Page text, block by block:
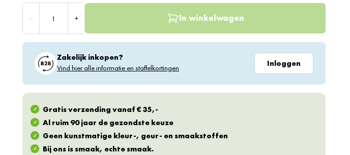
–
+ In winkelwagen
Zakelijk inkopen?
Vind hier alle informatie en staffelkortingen
Inloggen
Gratis verzending vanaf € 35,-
Al ruim 90 jaar de gezondste keuze
Geen kunstmatige kleur-, geur- en smaakstoffen
Bij ons is smaak, echte smaak.